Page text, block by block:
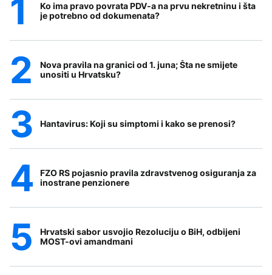
Ko ima pravo povrata PDV-a na prvu nekretninu i šta
je potrebno od dokumenata?
Nova pravila na granici od 1. juna; Šta ne smijete
unositi u Hrvatsku?
Hantavirus: Koji su simptomi i kako se prenosi?
FZO RS pojasnio pravila zdravstvenog osiguranja za
inostrane penzionere
Hrvatski sabor usvojio Rezoluciju o BiH, odbijeni
MOST-ovi amandmani